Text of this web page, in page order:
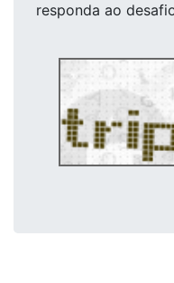
responda ao